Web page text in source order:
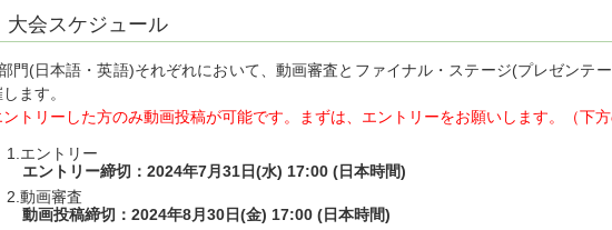
大会スケジュール
門(日本語・英語)それぞれにおいて、動画審査とファイナル・ステージ(プレゼンテ
ます。
ントリーした方のみ動画投稿が可能です。まずは、エントリーをお願いします。（下方
エントリー
エントリー締切：2024年7月31日(水) 17:00 (日本時間)
動画審査
動画投稿締切：2024年8月30日(金) 17:00 (日本時間)